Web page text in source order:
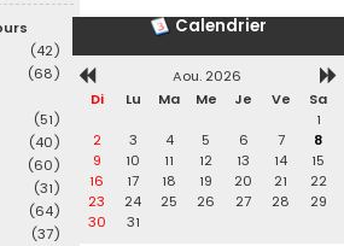
(42)
(68)
(51)
(40)
(60)
(31)
(64)
(37)
Calendrier
Aou. 2026
Di
Lu Ma Me Je Ve
Sa
1
2
3 4 5 6 7
8
9
10 11 12 13 14
15
16
17 18 19 20 21
22
23
24 25 26 27 28
29
30
31